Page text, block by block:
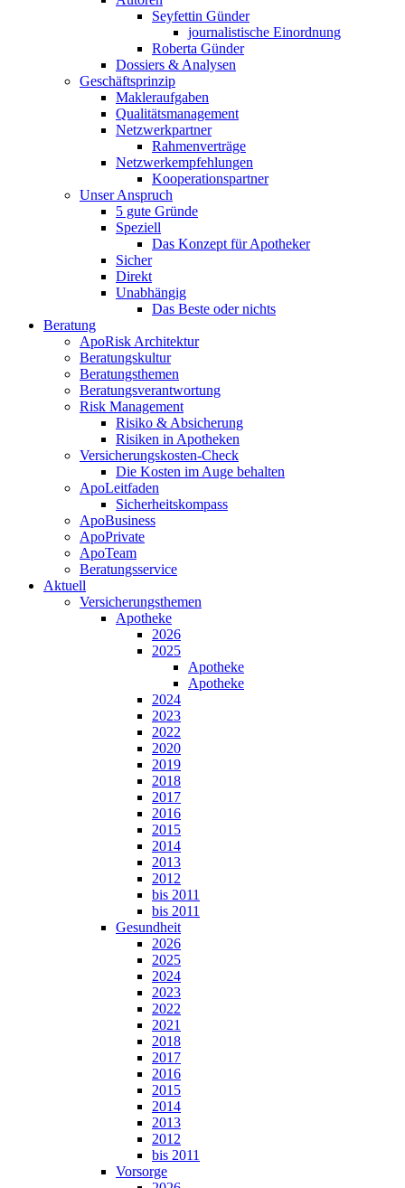
Seyfettin Günder
journalistische Einordnung
Roberta Günder
Dossiers & Analysen
Geschäftsprinzip
Makleraufgaben
Qualitätsmanagement
Netzwerkpartner
Rahmenverträge
Netzwerkempfehlungen
Kooperationspartner
Unser Anspruch
5 gute Gründe
Speziell
Das Konzept für Apotheker
Sicher
Direkt
Unabhängig
Das Beste oder nichts
Beratung
ApoRisk Architektur
Beratungskultur
Beratungsthemen
Beratungsverantwortung
Risk Management
Risiko & Absicherung
Risiken in Apotheken
Versicherungskosten-Check
Die Kosten im Auge behalten
ApoLeitfaden
Sicherheitskompass
ApoBusiness
ApoPrivate
ApoTeam
Beratungsservice
Aktuell
Versicherungsthemen
Apotheke
2026
2025
Apotheke
Apotheke
2024
2023
2022
2020
2019
2018
2017
2016
2015
2014
2013
2012
bis 2011
bis 2011
Gesundheit
2026
2025
2024
2023
2022
2021
2018
2017
2016
2015
2014
2013
2012
bis 2011
Vorsorge